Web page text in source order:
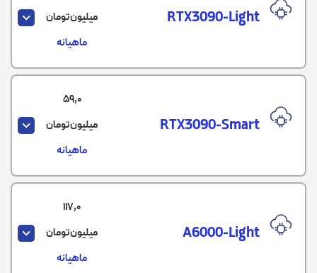
RTX3090-Light
میلیون تومان
ماهیانه
RTX3090-Smart
59,0
میلیون تومان
ماهیانه
A6000-Light
117,0
میلیون تومان
ماهیانه